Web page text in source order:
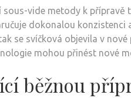
vide metody k
dokonalou
se svíčková objevila v
mohou přinést nové
běžnou